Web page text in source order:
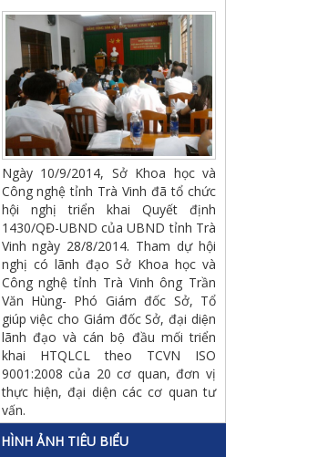
Ngày 10/9/2014, Sở Khoa học và
Công nghệ tỉnh Trà Vinh đã tổ chức
hội nghị triển khai Quyết định
1430/QĐ-UBND của UBND tỉnh Trà
Vinh ngày 28/8/2014. Tham dự hội
nghị có lãnh đạo Sở Khoa học và
Công nghệ tỉnh Trà Vinh ông Trần
Văn Hùng- Phó Giám đốc Sở, Tổ
giúp việc cho Giám đốc Sở, đại diện
lãnh đạo và cán bộ đầu mối triển
khai HTQLCL theo TCVN ISO
9001:2008 của 20 cơ quan, đơn vị
thực hiện, đại diện các cơ quan tư
vấn.
HÌNH ẢNH TIÊU BIỂU